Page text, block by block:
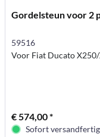
Gordelsteun voor 2
59516
Voor Fiat Ducato
€ 574,00 *
Sofort versandfertig